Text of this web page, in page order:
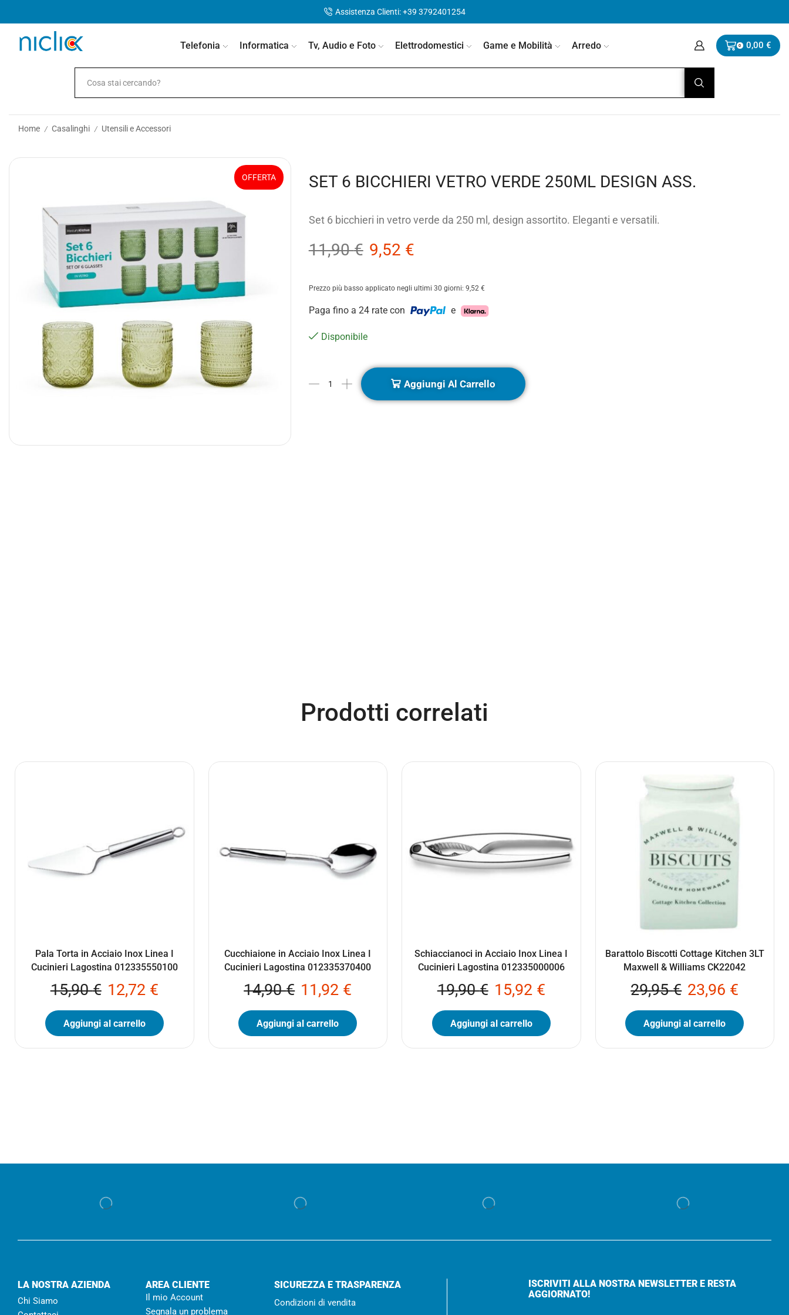
Assistenza Clienti: +39 3792401254
Telefonia Informatica Tv, Audio e Foto Elettrodomestici Game e Mobilità Arredo 0 0,00 €
Home / Casalinghi / Utensili e Accessori
OFFERTA SET 6 BICCHIERI VETRO VERDE 250ML DESIGN ASS.
Set 6 bicchieri in vetro verde da 250 ml, design assortito. Eleganti e versatili.
11,90€ 9,52 €
Prezzo più basso applicato negli ultimi 30 giorni: 9,52 €
Paga fino a 24 rate con e
Disponibile
Aggiungi Al Carrello
Prodotti correlati
Pala Torta in Acciaio Inox Linea I
Cucinieri Lagostina 012335550100
15,90€ 12,72 €
Aggiungi al carrello
Cucchiaione in Acciaio Inox Linea I
Cucinieri Lagostina 012335370400
14,90€ 11,92 €
Aggiungi al carrello
Schiaccianoci in Acciaio Inox Linea I
Cucinieri Lagostina 012335000006
19,90€ 15,92 €
Aggiungi al carrello
Barattolo Biscotti Cottage Kitchen 3LT
Maxwell & Williams CK22042
29,95€ 23,96 €
Aggiungi al carrello
LA NOSTRA AZIENDA
Chi Siamo
AREA CLIENTE
Il mio Account
Segnala un problema
SICUREZZA E TRASPARENZA
Condizioni di vendita
ISCRIVITI ALLA NOSTRA NEWSLETTER E RESTA
AGGIORNATO!